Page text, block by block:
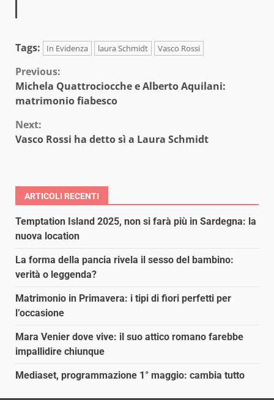
Tags: In Evidenza laura Schmidt Vasco Rossi
Continue
Reading
Previous:
Michela Quattrociocche e Alberto Aquilani:
matrimonio fiabesco
Next:
Vasco Rossi ha detto sì a Laura Schmidt
ARTICOLI RECENTI
Temptation Island 2025, non si farà più in Sardegna: la
nuova location
La forma della pancia rivela il sesso del bambino:
verità o leggenda?
Matrimonio in Primavera: i tipi di fiori perfetti per
l’occasione
Mara Venier dove vive: il suo attico romano farebbe
impallidire chiunque
Mediaset, programmazione 1° maggio: cambia tutto